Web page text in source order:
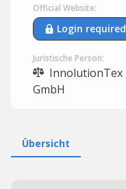
Official Website:
Login required
Juristische Person:
InnolutionTex
GmbH
Übersicht